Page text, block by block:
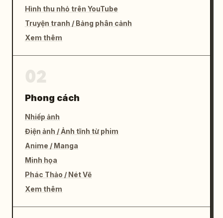
Hình thu nhỏ trên YouTube
Truyện tranh / Bảng phân cảnh
Xem thêm
Phong cách
Nhiếp ảnh
Điện ảnh / Ảnh tĩnh từ phim
Anime / Manga
Minh họa
Phác Thảo / Nét Vẽ
Xem thêm